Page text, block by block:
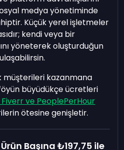
medya yönetiminde
Küçük yerel işletmeler
kendi veya bir
yöneterek oluşturduğun
müşterileri kazanmana
büyüdükçe ücretleri
ve PeoplePerHour
ötesine genişletir.
Başına₺197,75 ile